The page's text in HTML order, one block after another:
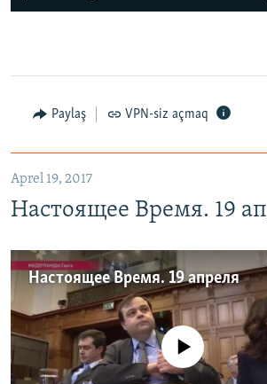
Paylaş VPN-siz açmaq
Aprel 19, 2017
Настоящее Время. 19
Настоящее Время. 19 апреля
No media source currently